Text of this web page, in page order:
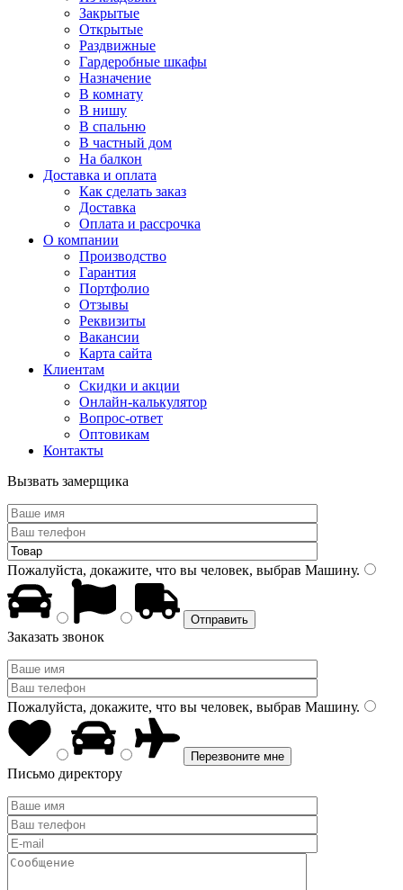
Закрытые
Открытые
Раздвижные
Гардеробные шкафы
Назначение
В комнату
В нишу
В спальню
В частный дом
На балкон
Доставка и оплата
Как сделать заказ
Доставка
Оплата и рассрочка
О компании
Производство
Гарантия
Портфолио
Отзывы
Реквизиты
Вакансии
Карта сайта
Клиентам
Скидки и акции
Онлайн-калькулятор
Вопрос-ответ
Оптовикам
Контакты
Вызвать замерщика
Пожалуйста, докажите, что вы человек, выбрав Машину.
Заказать звонок
Пожалуйста, докажите, что вы человек, выбрав Машину.
Письмо директору